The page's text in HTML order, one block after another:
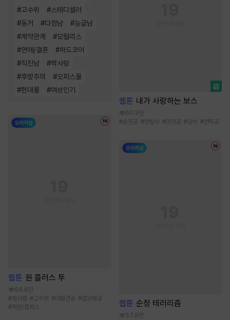
#고수위 #스테디셀러
#동거 #다정남 #능글남
#계약관계 #모럴리스
#연애/결혼 #하드코어
#직진남 #짝사랑
#후방주의 #오피스물
#현대물 #여성인기
웹툰 원 플러스 투
94.8만
#첫사랑 #고수위 #대형견공 #갭모에공
#학원/캠퍼스
웹툰 내가 사랑하는 보스
60.9만
#순진공 #연상수 #미인공 #강수 #연하공
웹툰 순정 테러리즘
57.8만